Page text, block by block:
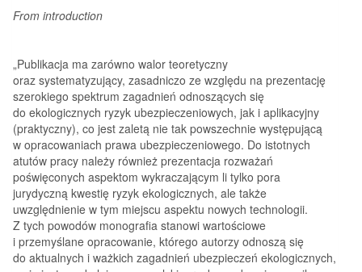
From introduction
„Publikacja ma zarówno walor teoretyczny
oraz systematyzujący, zasadniczo ze względu na prezentację
szerokiego spektrum zagadnień odnoszących się
do ekologicznych ryzyk ubezpieczeniowych, jak i aplikacyjny
(praktyczny), co jest zaletą nie tak powszechnie występującą
w opracowaniach prawa ubezpieczeniowego. Do istotnych
atutów pracy należy również prezentacja rozważań
poświęconych aspektom wykraczającym li tylko pora
jurydyczną kwestię ryzyk ekologicznych, ale także
uwzględnienie w tym miejscu aspektu nowych technologii.
Z tych powodów monografia stanowi wartościowe
i przemyślane opracowanie, którego autorzy odnoszą się
do aktualnych i ważkich zagadnień ubezpieczeń ekologicznych,